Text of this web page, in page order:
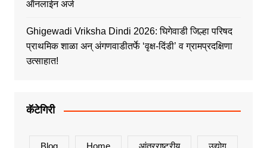
ऑनलाईन अर्ज
Ghigewadi Vriksha Dindi 2026: घिगेवाडी जिल्हा परिषद
प्राथमिक शाळा अन् अंगणवाडीतर्फे ‘वृक्ष-दिंडी’ व ग्रामप्रदक्षिणा
उत्साहात!
कॅटेगिरी